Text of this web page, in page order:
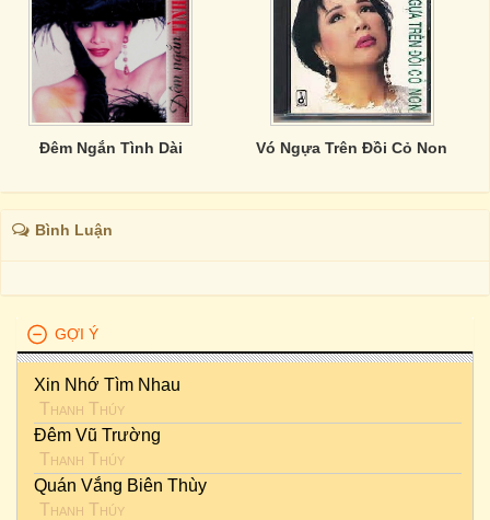
Đêm Ngắn Tình Dài Vó Ngựa Trên Đồi Cỏ Non
Bình Luận
GỢI Ý
Xin Nhớ Tìm Nhau
Thanh Thúy
Đêm Vũ Trường
Thanh Thúy
Quán Vắng Biên Thùy
Thanh Thúy